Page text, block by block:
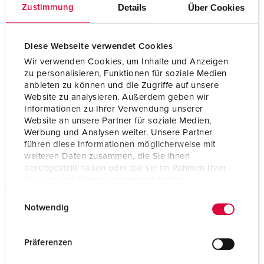
Zustimmung Details Über Cookies
Diese Webseite verwendet Cookies
Wir verwenden Cookies, um Inhalte und Anzeigen
zu personalisieren, Funktionen für soziale Medien
anbieten zu können und die Zugriffe auf unsere
Website zu analysieren. Außerdem geben wir
Informationen zu Ihrer Verwendung unserer
Website an unsere Partner für soziale Medien,
Werbung und Analysen weiter. Unsere Partner
führen diese Informationen möglicherweise mit
weiteren Daten zusammen, die Sie ihnen
bereitgestellt haben oder die sie im Rahmen Ihrer
Notwendig
Präferenzen